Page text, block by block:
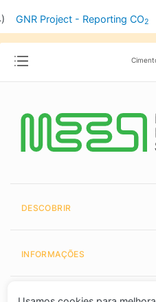
GNR Project - Reporting CO2
DESCOBRIR
INFORMAÇÕES
PARCEIROS